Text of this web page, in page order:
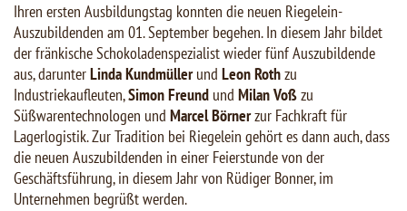
Ihren ersten Ausbildungstag konnten die neuen Riegelein-
Auszubildenden am 01. September begehen. In diesem Jahr bildet
der fränkische Schokoladenspezialist wieder fünf Auszubildende
aus, darunterLinda Kundmüllerund Leon Rothzu
Industriekaufleuten,Simon Freund und Milan Voßzu
Süßwarentechnologen und Marcel Börnerzur Fachkraft für
Lagerlogistik. Zur Tradition bei Riegelein gehört es dann auch, dass
die neuen Auszubildenden in einer Feierstunde von der
Geschäftsführung, in diesem Jahr von Rüdiger Bonner, im
Unternehmen begrüßt werden.